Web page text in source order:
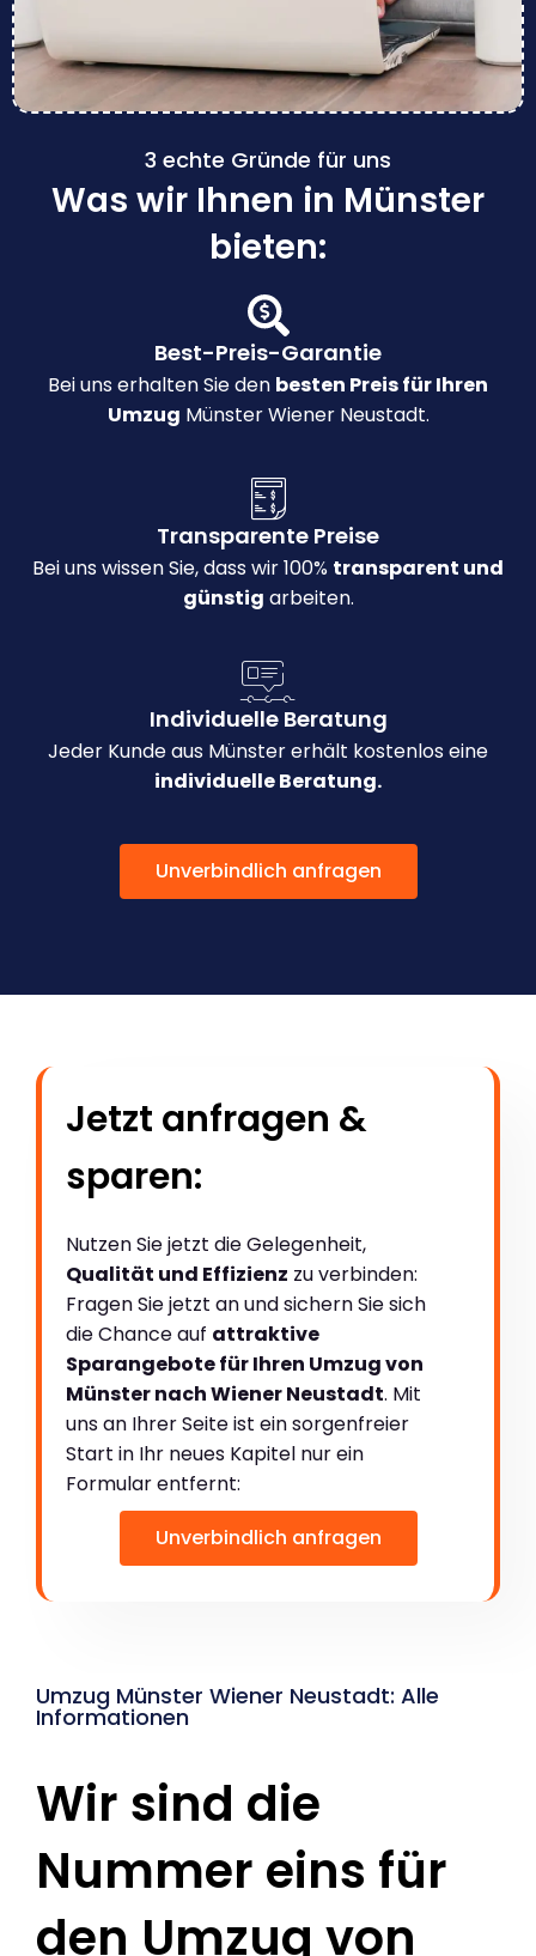
3 echte Gründe für uns
Was wir Ihnen in Münster
bieten:
Best-Preis-Garantie
Bei uns erhalten Sie den besten Preis für Ihren
Umzug Münster Wiener Neustadt.
Transparente Preise
Bei uns wissen Sie, dass wir 100% transparent und
günstig arbeiten.
Individuelle Beratung
Jeder Kunde aus Münster erhält kostenlos eine
individuelle Beratung.
Unverbindlich anfragen
Jetzt anfragen &
sparen:
Nutzen Sie jetzt die Gelegenheit,
Qualität und Effizienz zu verbinden:
Fragen Sie jetzt an und sichern Sie sich
die Chance auf attraktive
Sparangebote für Ihren Umzug von
Münster nach Wiener Neustadt. Mit
uns an Ihrer Seite ist ein sorgenfreier
Start in Ihr neues Kapitel nur ein
Formular entfernt:
Unverbindlich anfragen
Umzug Münster Wiener Neustadt: Alle
Informationen
Wir sind die
Nummer eins für
den Umzug von